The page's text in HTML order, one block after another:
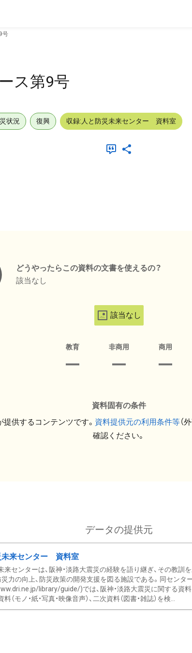
号
ス第9号
状況 復興 収録:人と防災未来センター 資料室
どうやったらこの資料の文書を使えるの？
該当なし
該当なし
教育 非商用 商用
資料固有の条件
提供するコンテンツです。 資料提供元の利用条件等（
確認ください。
データの提供元
未来センター 資料室
来センターは、阪神・淡路大震災の経験を語り継ぎ、その教訓
災力の向上、防災政策の開発支援を図る施設である。同センタ
library/guide/)では、阪神・淡路大震災に関する資料
（モノ・紙・写真・映像音声）、二次資料（図書・雑誌）を検...